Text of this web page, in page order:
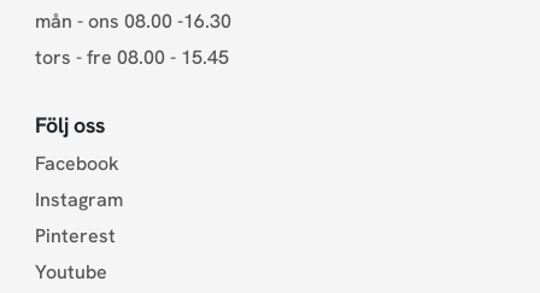
mån - ons 08.00 -16.30
tors - fre 08.00 - 15.45
Följ oss
Facebook
Instagram
Pinterest
Youtube